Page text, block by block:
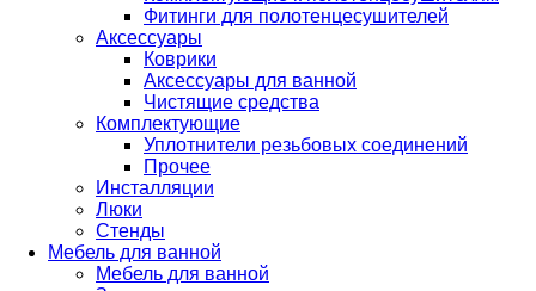
Фитинги для полотенцесушителей
Аксессуары
Коврики
Аксессуары для ванной
Чистящие средства
Комплектующие
Уплотнители резьбовых соединений
Прочее
Инсталляции
Люки
Стенды
Мебель для ванной
Мебель для ванной